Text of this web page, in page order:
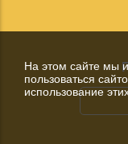
На этом сайте мы
пользоваться
использование